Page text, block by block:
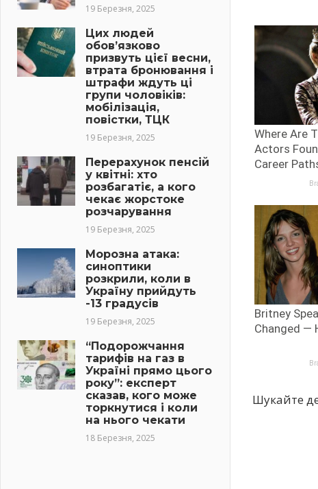
Шукайте
19 Березня, 2025
Цих людей
обов’язково
призвуть цієї весни,
втрата бронювання і
штрафи ждуть ці
групи чоловіків:
мобілізація,
повістки, ТЦК
19 Березня, 2025
Перерахунок пенсій
у квітні: хто
розбагатіє, а кого
чекає жорстоке
розчарування
19 Березня, 2025
Морозна атака:
синоптики
розкрили, коли в
Україну прийдуть
-13 градусів
19 Березня, 2025
“Подорожчання
тарифів на газ в
Україні прямо цього
року”: експерт
сказав, кого може
торкнутися і коли
на нього чекати
18 Березня, 2025